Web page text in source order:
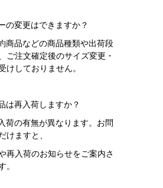
の変更はできますか？
商品などの商品種類や出荷段
ご注文確定後のサイズ変更・
けしておりません。
は再入荷しますか？
荷の有無が異なります。お問
けますと、
再入荷のお知らせをご案内さ